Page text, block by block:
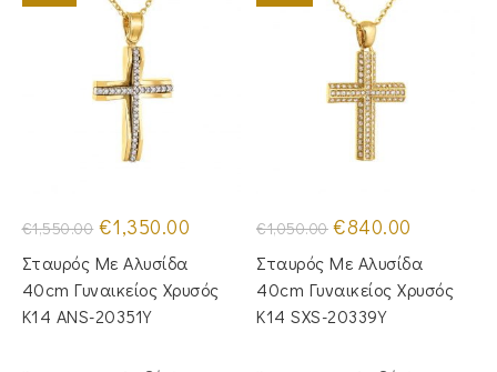
€1,550.00 Original
price
was:
€1,550.00.
€1,350.00 τρέχουσα
€1,350.00.
Σταυρός Με Αλυσίδα
40cm Γυναικείος Χρυσός
Κ14 ANS-20351Y
€1,050.00 Original
price
was:
€1,050.00.
€840.00
τιμή
είναι:
€840.00.
Σταυρός Με Αλυσίδα
40cm Γυναικείος Χρυσός
Κ14 SXS-20339Y